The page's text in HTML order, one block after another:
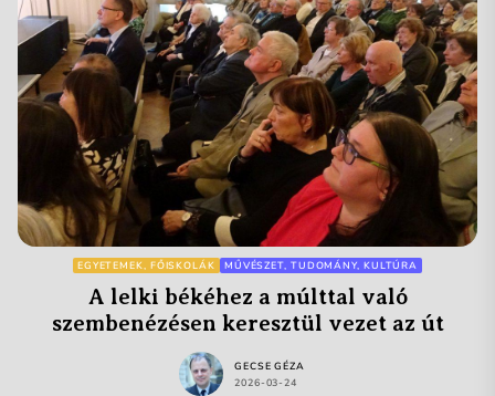
EGYETEMEK, FŐISKOLÁK MŰVÉSZET, TUDOMÁNY, KULTÚRA
A lelki békéhez a múlttal való
szembenézésen keresztül vezet az út
GECSE GÉZA
2026-03-24